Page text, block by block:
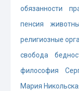
обязанности
пенсия
религиозные
свобода
философия
Мария